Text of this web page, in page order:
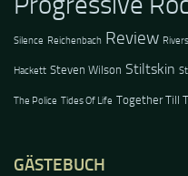
Silence Reichenbach Review
Hackett Steven Wilson Stiltskin
The Police Tides Of Life Together Till
GÄSTEBUCH